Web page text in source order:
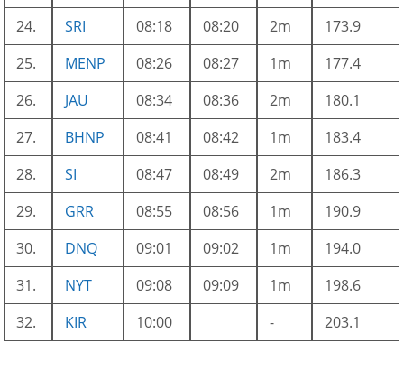
24.
SRI 08:18 08:20 2m
173.9
25.
MENP 08:26 08:27 1m
177.4
26.
JAU 08:34 08:36 2m
180.1
27.
BHNP 08:41 08:42 1m
183.4
28.
SI 08:47 08:49 2m
186.3
29.
GRR 08:55 08:56 1m
190.9
30.
DNQ 09:01 09:02 1m
194.0
31.
NYT 09:08 09:09 1m
198.6
32.
KIR 10:00 - 203.1